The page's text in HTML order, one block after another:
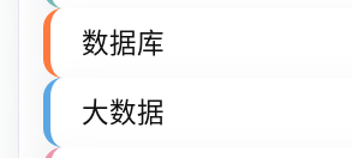
数据库
大数据